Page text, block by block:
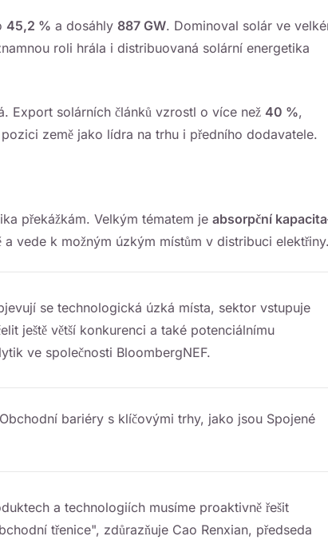
45,2 % a dosáhly 887 GW. Dominoval solár ve
roli hrála i distribuovaná solární energetika
Export solárních článků vzrostl o více než 40 %,
země jako lídra na trhu i předního dodavatele.
překážkám. Velkým tématem je absorpční kapacita
vede k možným úzkým místům v distribuci
se technologická úzká místa, sektor vstupuje
ještě větší konkurenci a také potenciálnímu
ve společnosti BloombergNEF.
bariéry s klíčovými trhy, jako jsou Spojené
a technologiích musíme proaktivně řešit
třenice", zdůrazňuje Cao Renxian, předseda